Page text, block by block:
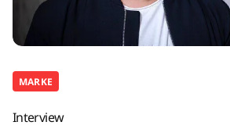
MARKE
Interview